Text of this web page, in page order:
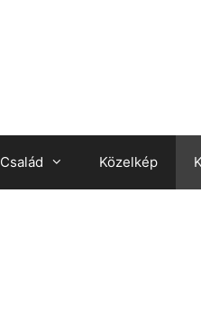
Család Közelkép